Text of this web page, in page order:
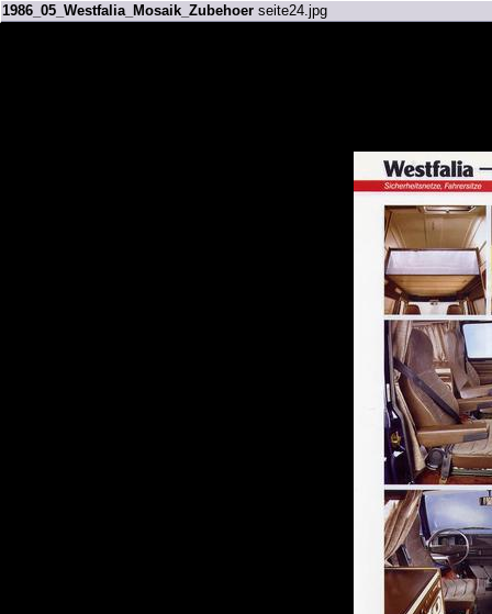
1986_05_Westfalia_Mosaik_Zubehoerseite24.jpg